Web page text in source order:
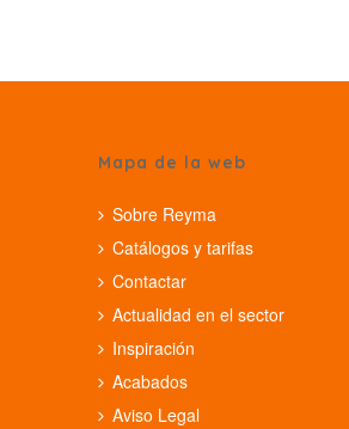
Mapa de la web
Sobre Reyma
Catálogos y tarifas
Contactar
Actualidad en el sector
Inspiración
Acabados
Aviso Legal